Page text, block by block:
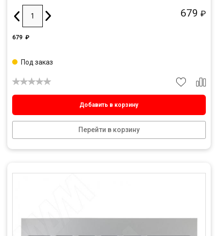
679 ₽
679 ₽
Добавить в корзину
Перейти в корзину
Под заказ